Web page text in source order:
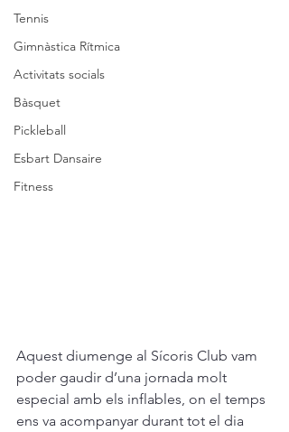
Tennis
Gimnàstica Rítmica
Activitats socials
Bàsquet
Pickleball
Esbart Dansaire
Fitness
Aquest diumenge al Sícoris Club vam
poder gaudir d’una jornada molt
especial amb els inflables, on el temps
ens va acompanyar durant tot el dia